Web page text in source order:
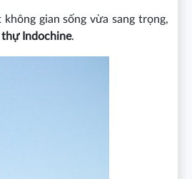
gian sống vừa sang trọng,
thự Indochine.